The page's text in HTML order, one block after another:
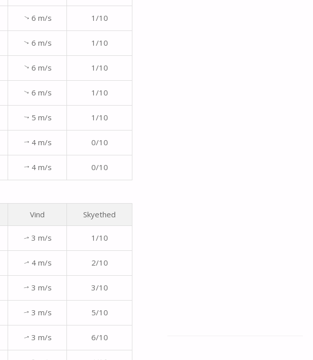
↑6 m/s 1/10
↑6 m/s 1/10
↑6 m/s 1/10
↑6 m/s 1/10
↑5 m/s 1/10
↑4 m/s 0/10
↑4 m/s 0/10
Vind Skyethed
↑3 m/s 1/10
↑4 m/s 2/10
↑3 m/s 3/10
↑3 m/s 5/10
↑3 m/s 6/10